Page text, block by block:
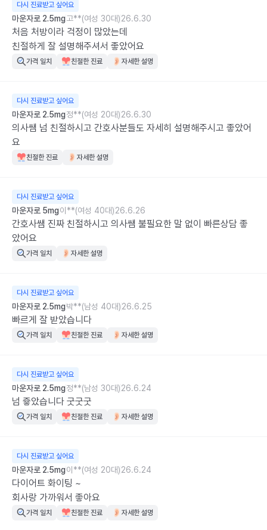
다시 진료받고 싶어요
마운자로 2.5mg고**(여성 30대)26.6.30
처음 처방이라 걱정이 많았는데
친절하게 잘 설명해주셔서 좋았어요
가격 일치 친절한 진료 자세한 설명
다시 진료받고 싶어요
마운자로 2.5mg정**(여성 20대)26.6.30
의사쌤 넘 친절하시고 간호사분들도 자세히 설명해주시고 좋았어
요
친절한 진료 자세한 설명
다시 진료받고 싶어요
마운자로 5mg이**(여성 40대)26.6.26
간호사쌤 진짜 친절하시고 의사쌤 불필요한 말 없이 빠른상담 좋
았어요
가격 일치 자세한 설명
다시 진료받고 싶어요
마운자로 2.5mg박**(남성 40대)26.6.25
빠르게 잘 받았습니다
가격 일치 친절한 진료 자세한 설명
다시 진료받고 싶어요
마운자로 2.5mg정**(남성 30대)26.6.24
넘 즇았습니다 굿굿굿
가격 일치 친절한 진료 자세한 설명
다시 진료받고 싶어요
마운자로 2.5mg이**(여성 20대)26.6.24
다이어트 화이팅 ~
회사랑 가까워서 좋아요
가격 일치 친절한 진료 자세한 설명